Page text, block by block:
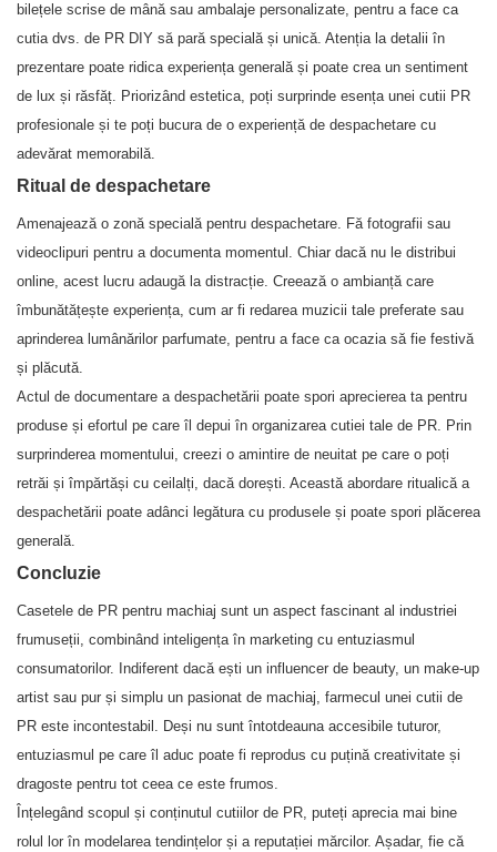
bilețele scrise de mână sau ambalaje personalizate, pentru a face ca
cutia dvs. de PR DIY să pară specială și unică. Atenția la detalii în
prezentare poate ridica experiența generală și poate crea un sentiment
de lux și răsfăț. Priorizând estetica, poți surprinde esența unei cutii PR
profesionale și te poți bucura de o experiență de despachetare cu
adevărat memorabilă.
Ritual de despachetare
Amenajează o zonă specială pentru despachetare. Fă fotografii sau
videoclipuri pentru a documenta momentul. Chiar dacă nu le distribui
online, acest lucru adaugă la distracție. Creează o ambianță care
îmbunătățește experiența, cum ar fi redarea muzicii tale preferate sau
aprinderea lumânărilor parfumate, pentru a face ca ocazia să fie festivă
și plăcută.
Actul de documentare a despachetării poate spori aprecierea ta pentru
produse și efortul pe care îl depui în organizarea cutiei tale de PR. Prin
surprinderea momentului, creezi o amintire de neuitat pe care o poți
retrăi și împărtăși cu ceilalți, dacă dorești. Această abordare ritualică a
despachetării poate adânci legătura cu produsele și poate spori plăcerea
generală.
Concluzie
Casetele de PR pentru machiaj sunt un aspect fascinant al industriei
frumuseții, combinând inteligența în marketing cu entuziasmul
consumatorilor. Indiferent dacă ești un influencer de beauty, un make-up
artist sau pur și simplu un pasionat de machiaj, farmecul unei cutii de
PR este incontestabil. Deși nu sunt întotdeauna accesibile tuturor,
entuziasmul pe care îl aduc poate fi reprodus cu puțină creativitate și
dragoste pentru tot ceea ce este frumos.
Înțelegând scopul și conținutul cutiilor de PR, puteți aprecia mai bine
rolul lor în modelarea tendințelor și a reputației mărcilor. Așadar, fie că